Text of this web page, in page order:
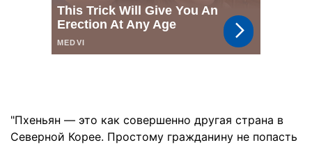
"Пхеньян — это как совершенно другая страна в
Северной Корее. Простому гражданину не попасть